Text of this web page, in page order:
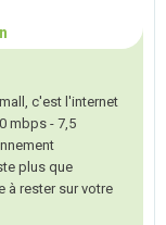
c'est l'internet
mbps - 7,5
plus que
à rester sur votre